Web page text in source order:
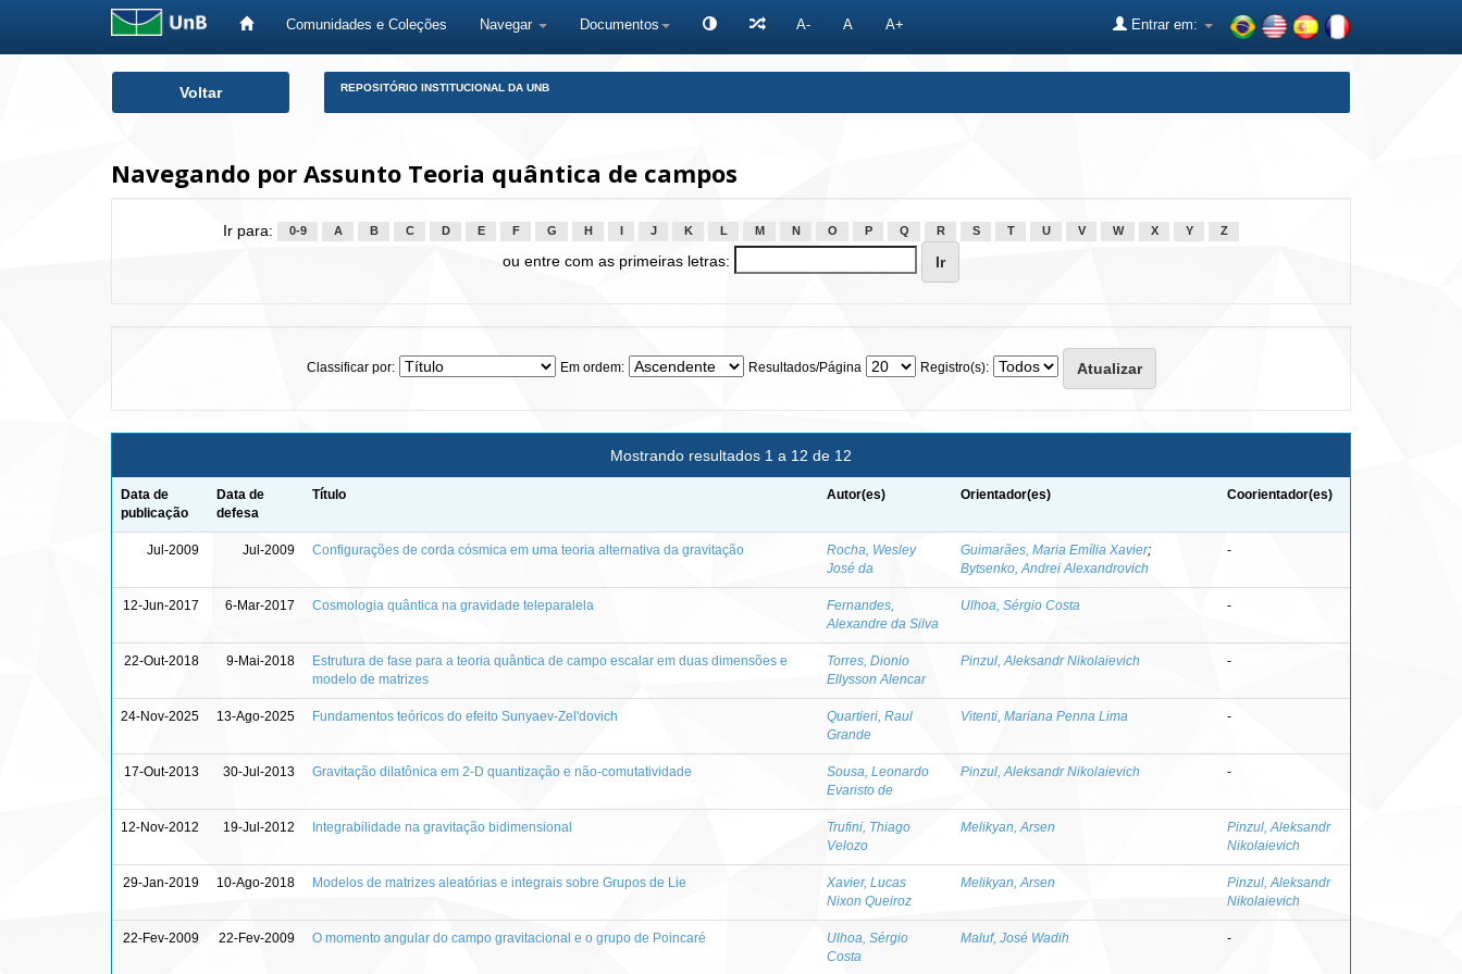
Comunidades e Coleções Navegar Documentos A- A A+ Entrar em:
Voltar REPOSITÓRIO INSTITUCIONAL DA UNB
Navegando por Assunto Teoria quântica de campos
Ir para: 0-9 A B C D E F G H J K L M N O P Q R S T U V W X Y Z
ou entre com as primeiras letras:
Classificar por: Em ordem: Resultados/Página Registro(s):
Mostrando resultados 1 a 12 de 12
Data de
publicação
Data de
defesa
Título Autor(es) Orientador(es) Coorientador(es)
Jul-2009 Jul-2009 Configurações de corda cósmica em uma teoria alternativa da gravitação
Rocha, Wesley
José da
Guimarães, Maria Emília Xavier;
Bytsenko, Andrei Alexandrovich
-
12-Jun-2017 6-Mar-2017 Cosmologia quântica na gravidade teleparalela
Fernandes,
Alexandre da Silva
Ulhoa, Sérgio Costa -
22-Out-2018 9-Mai-2018
Estrutura de fase para a teoria quântica de campo escalar em duas dimensões e
modelo de matrizes
Torres, Dionio
Ellysson Alencar
Pinzul, Aleksandr Nikolaievich -
24-Nov-2025 13-Ago-2025 Fundamentos teóricos do efeito Sunyaev-Zel'dovich
Quartieri, Raul
Grande
Vitenti, Mariana Penna Lima -
17-Out-2013 30-Jul-2013 Gravitação dilatônica em 2-D quantização e não-comutatividade
Sousa, Leonardo
Evaristo de
Pinzul, Aleksandr Nikolaievich -
12-Nov-2012 19-Jul-2012 Integrabilidade na gravitação bidimensional
Trufini, Thiago
Velozo
Melikyan, Arsen
Pinzul, Aleksandr
Nikolaievich
29-Jan-2019 10-Ago-2018 Modelos de matrizes aleatórias e integrais sobre Grupos de Lie
Xavier, Lucas
Nixon Queiroz
Melikyan, Arsen
Pinzul, Aleksandr
Nikolaievich
22-Fev-2009 22-Fev-2009 O momento angular do campo gravitacional e o grupo de Poincaré
Ulhoa, Sérgio
Costa
Maluf, José Wadih -